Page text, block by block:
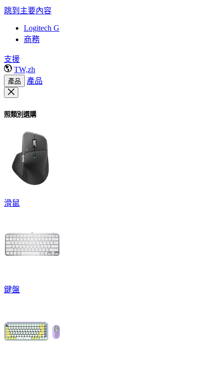
跳到主要內容
Logitech G
商務
支援
TW,zh
產品 產品
照類別選購
滑鼠
鍵盤